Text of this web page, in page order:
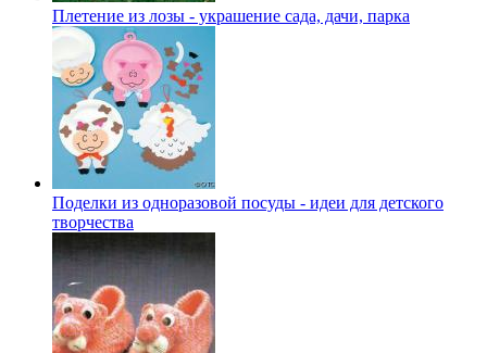
Плетение из лозы - украшение сада, дачи, парка
Поделки из одноразовой посуды - идеи для детского
творчества